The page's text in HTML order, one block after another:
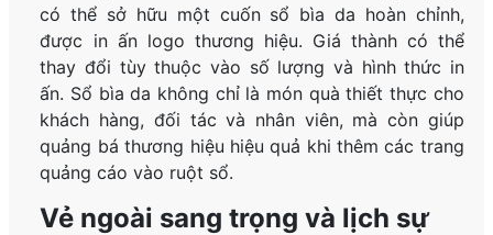
có thể sở hữu một cuốn sổ bìa da hoàn chỉnh,
được in ấn logo thương hiệu. Giá thành có thể
thay đổi tùy thuộc vào số lượng và hình thức in
ấn. Sổ bìa da không chỉ là món quà thiết thực cho
khách hàng, đối tác và nhân viên, mà còn giúp
quảng bá thương hiệu hiệu quả khi thêm các trang
quảng cáo vào ruột sổ.
Vẻ ngoài sang trọng và lịch sự